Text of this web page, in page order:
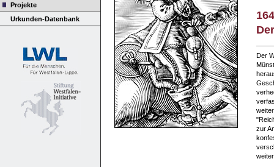
Projekte
Urkunden-Datenbank
Der
zur